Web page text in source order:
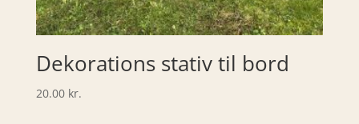
Dekorations stativ til bord
20.00 kr.